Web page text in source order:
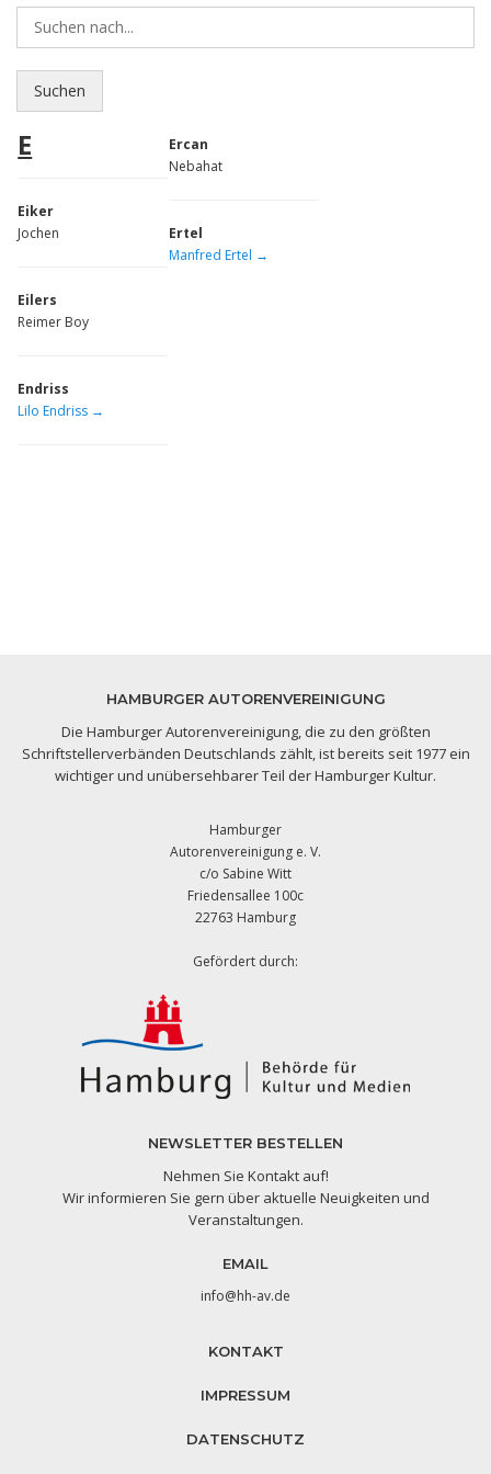
E
Eiker
Jochen
Eilers
Reimer Boy
Endriss
Lilo Endriss →
Ercan
Nebahat
Ertel
Manfred Ertel →
HAMBURGER AUTORENVEREINIGUNG
Die Hamburger Autorenvereinigung, die zu den größten
Schriftstellerverbänden Deutschlands zählt, ist bereits seit 1977 ein
wichtiger und unübersehbarer Teil der Hamburger Kultur.
Hamburger
Autorenvereinigung e. V.
c/o Sabine Witt
Friedensallee 100c
22763 Hamburg
Gefördert durch:
NEWSLETTER BESTELLEN
Nehmen Sie Kontakt auf!
Wir informieren Sie gern über aktuelle Neuigkeiten und
Veranstaltungen.
EMAIL
info@hh-av.de
KONTAKT
IMPRESSUM
DATENSCHUTZ